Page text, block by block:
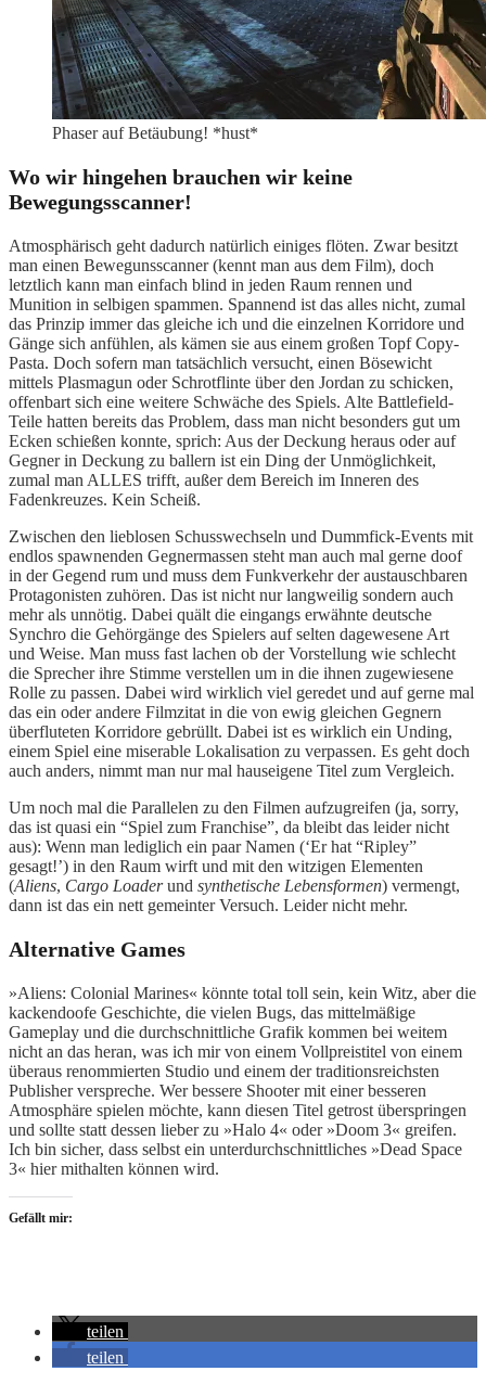
Phaser auf Betäubung! *hust*
Wo wir hingehen brauchen wir keine
Bewegungsscanner!
Atmosphärisch geht dadurch natürlich einiges flöten. Zwar besitzt
man einen Bewegunsscanner (kennt man aus dem Film), doch
letztlich kann man einfach blind in jeden Raum rennen und
Munition in selbigen spammen. Spannend ist das alles nicht, zumal
das Prinzip immer das gleiche ich und die einzelnen Korridore und
Gänge sich anfühlen, als kämen sie aus einem großen Topf Copy-
Pasta. Doch sofern man tatsächlich versucht, einen Bösewicht
mittels Plasmagun oder Schrotflinte über den Jordan zu schicken,
offenbart sich eine weitere Schwäche des Spiels. Alte Battlefield-
Teile hatten bereits das Problem, dass man nicht besonders gut um
Ecken schießen konnte, sprich: Aus der Deckung heraus oder auf
Gegner in Deckung zu ballern ist ein Ding der Unmöglichkeit,
zumal man ALLES trifft, außer dem Bereich im Inneren des
Fadenkreuzes. Kein Scheiß.
Zwischen den lieblosen Schusswechseln und Dummfick-Events mit
endlos spawnenden Gegnermassen steht man auch mal gerne doof
in der Gegend rum und muss dem Funkverkehr der austauschbaren
Protagonisten zuhören. Das ist nicht nur langweilig sondern auch
mehr als unnötig. Dabei quält die eingangs erwähnte deutsche
Synchro die Gehörgänge des Spielers auf selten dagewesene Art
und Weise. Man muss fast lachen ob der Vorstellung wie schlecht
die Sprecher ihre Stimme verstellen um in die ihnen zugewiesene
Rolle zu passen. Dabei wird wirklich viel geredet und auf gerne mal
das ein oder andere Filmzitat in die von ewig gleichen Gegnern
überfluteten Korridore gebrüllt. Dabei ist es wirklich ein Unding,
einem Spiel eine miserable Lokalisation zu verpassen. Es geht doch
auch anders, nimmt man nur mal hauseigene Titel zum Vergleich.
Um noch mal die Parallelen zu den Filmen aufzugreifen (ja, sorry,
das ist quasi ein “Spiel zum Franchise”, da bleibt das leider nicht
aus): Wenn man lediglich ein paar Namen (‘Er hat “Ripley”
gesagt!’) in den Raum wirft und mit den witzigen Elementen
(Aliens, Cargo Loaderund synthetische Lebensformen) vermengt,
dann ist das ein nett gemeinter Versuch. Leider nicht mehr.
Alternative Games
»Aliens: Colonial Marines« könnte total toll sein, kein Witz, aber die
kackendoofe Geschichte, die vielen Bugs, das mittelmäßige
Gameplay und die durchschnittliche Grafik kommen bei weitem
nicht an das heran, was ich mir von einem Vollpreistitel von einem
überaus renommierten Studio und einem der traditionsreichsten
Publisher verspreche. Wer bessere Shooter mit einer besseren
Atmosphäre spielen möchte, kann diesen Titel getrost überspringen
und sollte statt dessen lieber zu »Halo 4« oder »Doom 3« greifen.
Ich bin sicher, dass selbst ein unterdurchschnittliches »Dead Space
3« hier mithalten können wird.
Gefällt mir:
teilen
teilen